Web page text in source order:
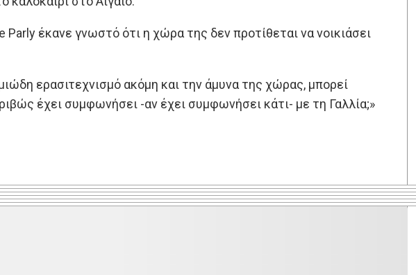
έκανε γνωστό ότι η χώρα της δεν προτίθεται να νοικιάσει
ερασιτεχνισμό ακόμη και την άμυνα της χώρας, μπορεί
έχει συμφωνήσει -αν έχει συμφωνήσει κάτι- με τη Γαλλία;»